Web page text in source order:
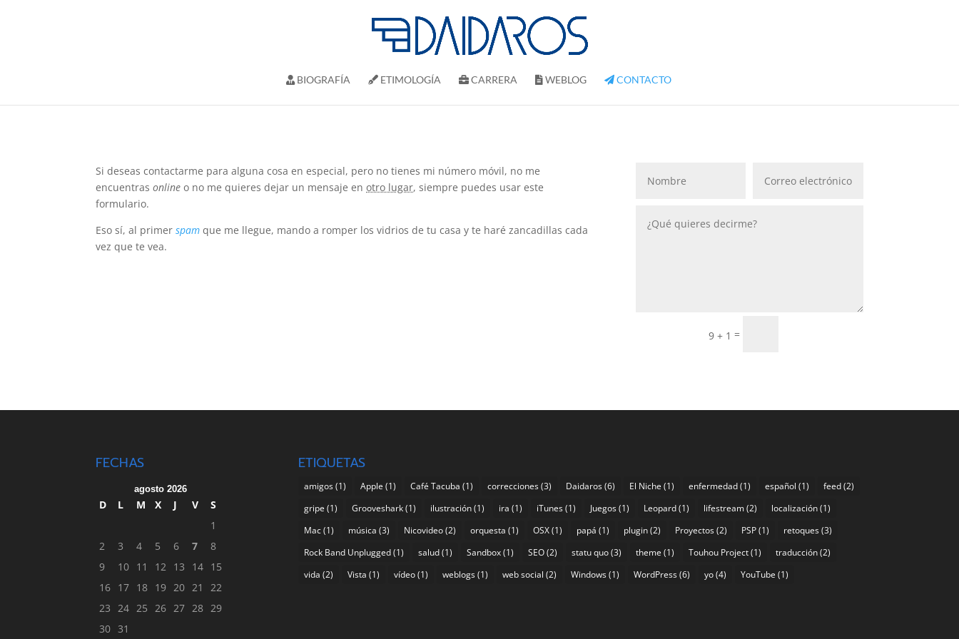
BIOGRAFÍ­A ETIMOLOGÍA CARRERA WEBLOG CONTACTO
Si deseas contactarme para alguna cosa en especial, pero no tienes mi número móvil, no me
encuentrasonline o no me quieres dejar un mensaje enotro lugar, siempre puedes usar este
formulario.
Eso sí, al primerspam que me llegue, mando a romper los vidrios de tu casa y te haré zancadillas cada
vez que te vea.
9 + 1 =
FECHAS
agosto 2026
D L M X J V
S
1
2
3 4 5 6 7
8
9
10 11 12 13 14 15
16 17 18 19 20 21
22
23
24 25 26 27 28 29
30 31
ETIQUETAS
amigos(1) Apple (1) Café Tacuba (1) correcciones(3) Daidaros(6) El Niche (1) enfermedad(1) español (1) feed(2)
gripe (1) Grooveshark(1) ilustración(1) ira (1) iTunes(1) Juegos(1) Leopard(1) lifestream(2) localización(1)
Mac(1) música (3) Nicovideo(2) orquesta (1) OSX(1) papá (1) plugin(2) Proyectos(2) PSP(1) retoques(3)
Rock Band Unplugged(1) salud(1) Sandbox(1) SEO(2) statu quo(3) theme (1) Touhou Project(1) traducción(2)
vida (2) Vista (1) vídeo(1) weblogs(1) web social (2) Windows(1) WordPress(6) yo(4) YouTube (1)